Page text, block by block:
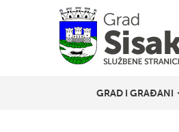
GRAD I GRAĐANI